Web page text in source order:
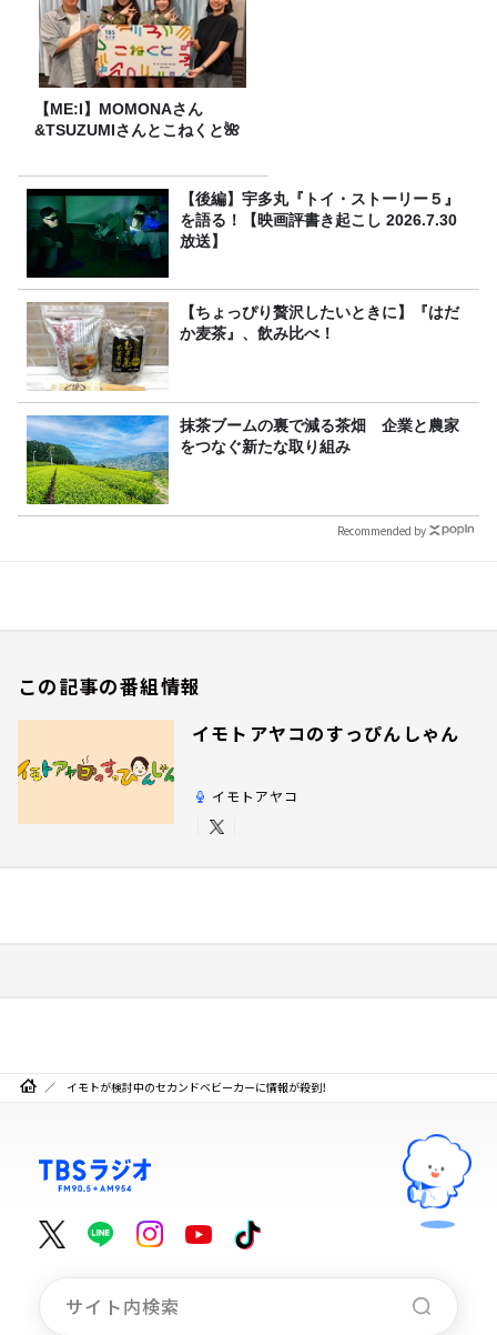
【ME:I】MOMONAさん
&TSUZUMIさんとこねくと🌺
【後編】宇多丸『トイ・ストーリー５』
を語る！【映画評書き起こし 2026.7.30
放送】
【ちょっぴり贅沢したいときに】『はだ
か麦茶』、飲み比べ！
抹茶ブームの裏で減る茶畑 企業と農家
をつなぐ新たな取り組み
Recommended by
この記事の番組情報
イモトアヤコのすっぴんしゃん
イモトアヤコ
イモトが検討中のセカンドベビーカーに情報が殺到！